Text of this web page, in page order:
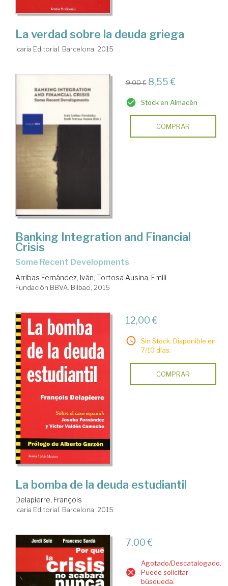
La verdad sobre la deuda griega
Icaria Editorial. Barcelona, 2015
9,00 € 8,55 €
Stock en Almacén
COMPRAR
Banking Integration and Financial
Crisis
Some Recent Developments
Arribas Fernández, Iván; Tortosa Ausina, Emili
Fundación BBVA. Bilbao, 2015
12,00 €
Sin Stock. Disponible en
7/10 días.
COMPRAR
La bomba de la deuda estudiantil
Delapierre, François
Icaria Editorial. Barcelona, 2015
7,00 €
Agotado/Descatalogado.
Puede solicitar
búsqueda.